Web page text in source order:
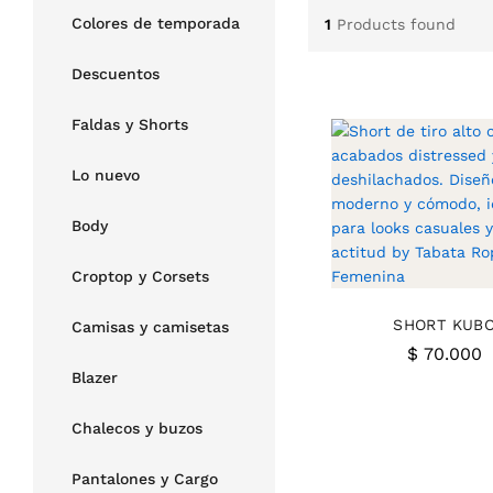
1 Products found
SHORT
$ 70.000
Colores de temporada
Descuentos
Faldas y Shorts
Lo nuevo
Body
Croptop y Corsets
Camisas y camisetas
Blazer
Chalecos y buzos
Pantalones y Cargo